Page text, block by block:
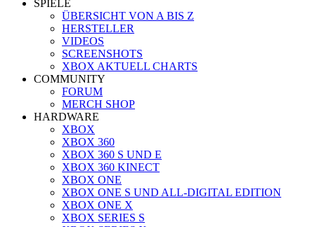
SPIELE
ÜBERSICHT VON A BIS Z
HERSTELLER
VIDEOS
SCREENSHOTS
XBOX AKTUELL CHARTS
COMMUNITY
FORUM
MERCH SHOP
HARDWARE
XBOX
XBOX 360
XBOX 360 S UND E
XBOX 360 KINECT
XBOX ONE
XBOX ONE S UND ALL-DIGITAL EDITION
XBOX ONE X
XBOX SERIES S